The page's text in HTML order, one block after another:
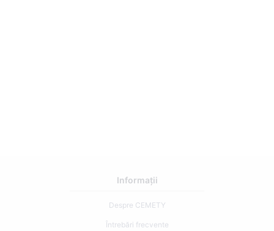
Informații
Despre CEMETY
Întrebări frecvente